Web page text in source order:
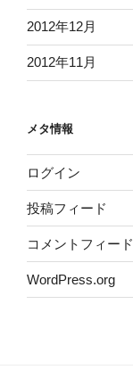
2012年12月
2012年11月
メタ情報
ログイン
投稿フィード
コメントフィード
WordPress.org